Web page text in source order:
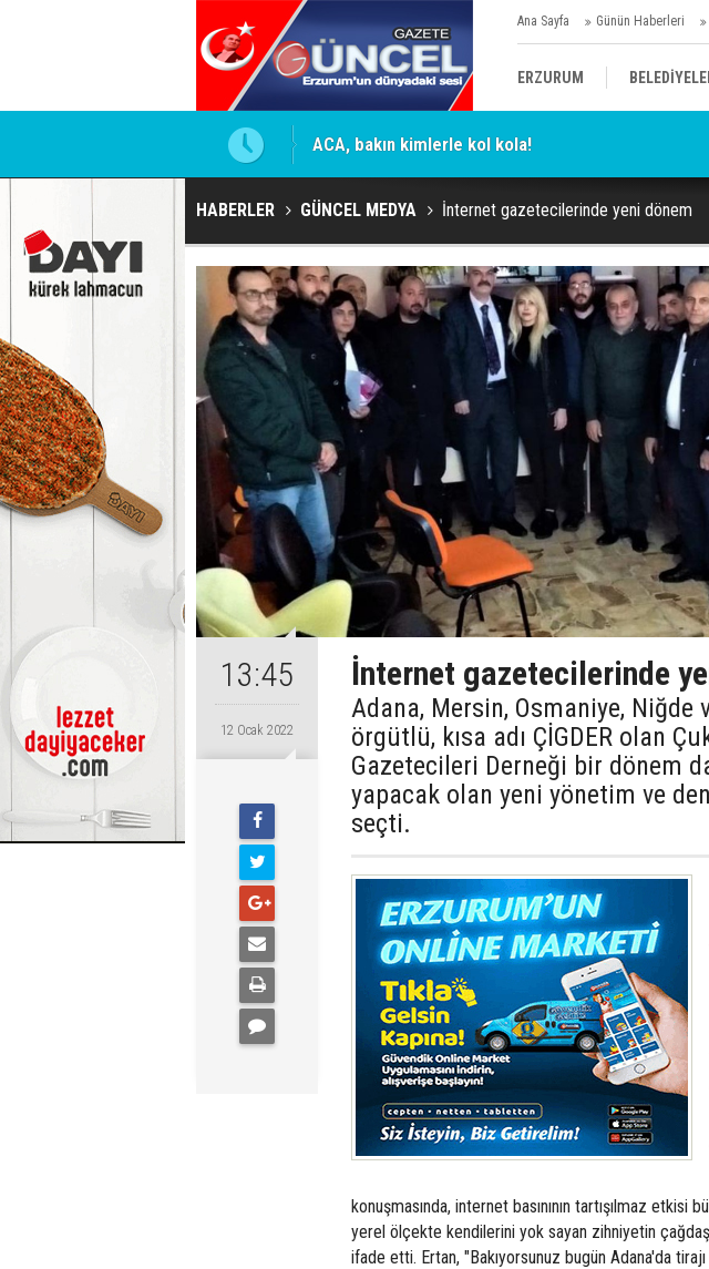
Ana Sayfa Günün Haberleri
ERZURUM
KÜLTÜR/SANAT//MAĞAZİN
için firmaya resmi talimat ACA, bakın kimlerle kol kola!
HABERLER GÜNCEL MEDYA İnternet gazetecilerinde yeni dönem
13:45
12 Ocak 2022
İnternet gazetecilerinde
Adana, Mersin, Osmaniye, Niğde
örgütlü, kısa adı ÇİGDER olan
Gazetecileri Derneği bir dönem
yapacak olan yeni yönetim ve
seçti.
konuşmasında, internet basınının tartışılmaz etkisi
yerel ölçekte kendilerini yok sayan zihniyetin
ifade etti. Ertan, "Bakıyorsunuz bugün Adana'da